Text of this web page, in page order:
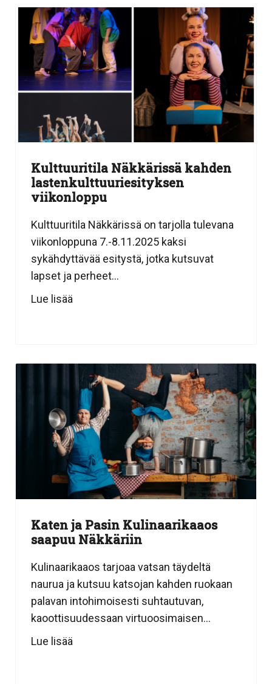
Kulttuuritila Näkkärissä kahden
lastenkulttuuriesityksen
viikonloppu
Kulttuuritila Näkkärissä on tarjolla tulevana
viikonloppuna 7.-8.11.2025 kaksi
sykähdyttävää esitystä, jotka kutsuvat
lapset ja perheet...
Lue lisää
Katen ja Pasin Kulinaarikaaos
saapuu Näkkäriin
Kulinaarikaaos tarjoaa vatsan täydeltä
naurua ja kutsuu katsojan kahden ruokaan
palavan intohimoisesti suhtautuvan,
kaoottisuudessaan virtuoosimaisen...
Lue lisää